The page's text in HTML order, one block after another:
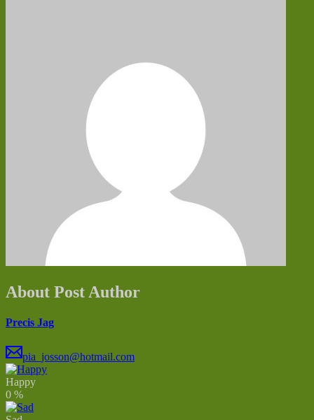
About Post Author
Precis Jag
pia_josson@hotmail.com
Happy
0 %